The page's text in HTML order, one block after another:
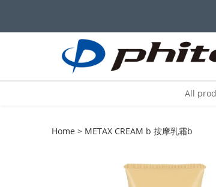
All
Home METAX CREAM b 按摩乳霜b